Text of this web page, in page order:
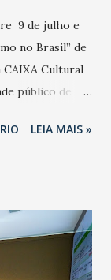
9 de julho e
no Brasil” de
CAIXA Cultural
público de
e do
Ferraz Vidal
riqueza de
LEIA MAIS »